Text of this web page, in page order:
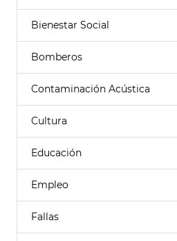
Bienestar Social
Bomberos
Contaminación Acústica
Cultura
Educación
Empleo
Fallas